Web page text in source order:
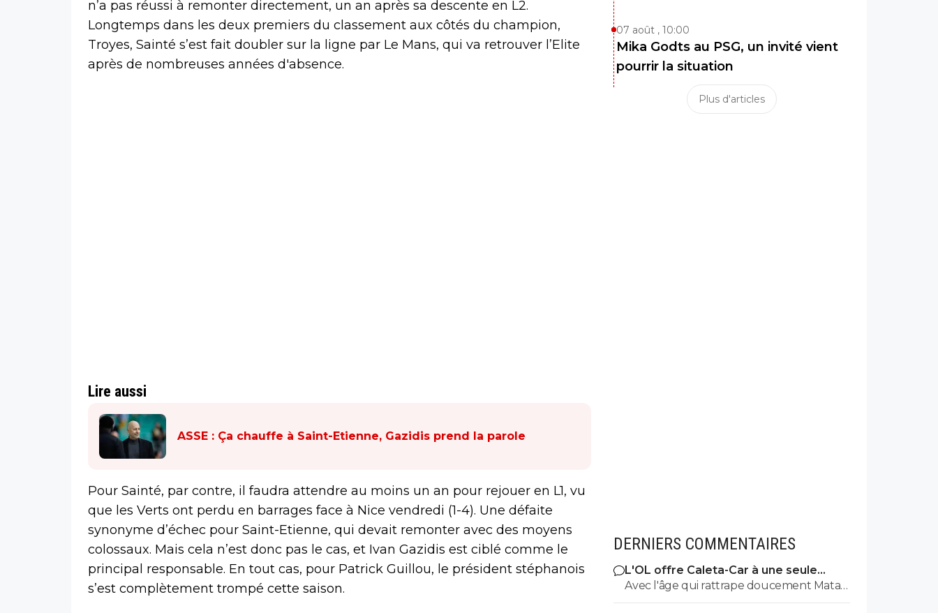
n’a pas réussi à remonter directement, un an après sa descente en L2.
Longtemps dans les deux premiers du classement aux côtés du champion,
Troyes, Sainté s’est fait doubler sur la ligne par Le Mans, qui va retrouver l’Elite
après de nombreuses années d'absence.
Lire aussi
ASSE : Ça chauffe à Saint-Etienne, Gazidis prend la parole
Pour Sainté, par contre, il faudra attendre au moins un an pour rejouer en L1, vu
que les Verts ont perdu en barrages face à Nice vendredi (1-4). Une défaite
synonyme d’échec pour Saint-Etienne, qui devait remonter avec des moyens
colossaux. Mais cela n’est donc pas le cas, et Ivan Gazidis est ciblé comme le
principal responsable. En tout cas, pour Patrick Guillou, le président stéphanois
s’est complètement trompé cette saison.
07 août , 10:00
Mika Godts au PSG, un invité vient
pourrir la situation
Plus d'articles
DERNIERS COMMENTAIRES
L'OL offre Caleta-Car à une seule
condition
Avec l'âge qui rattrape doucement Mata
et la nullité de Kamara, je l'aurais bien